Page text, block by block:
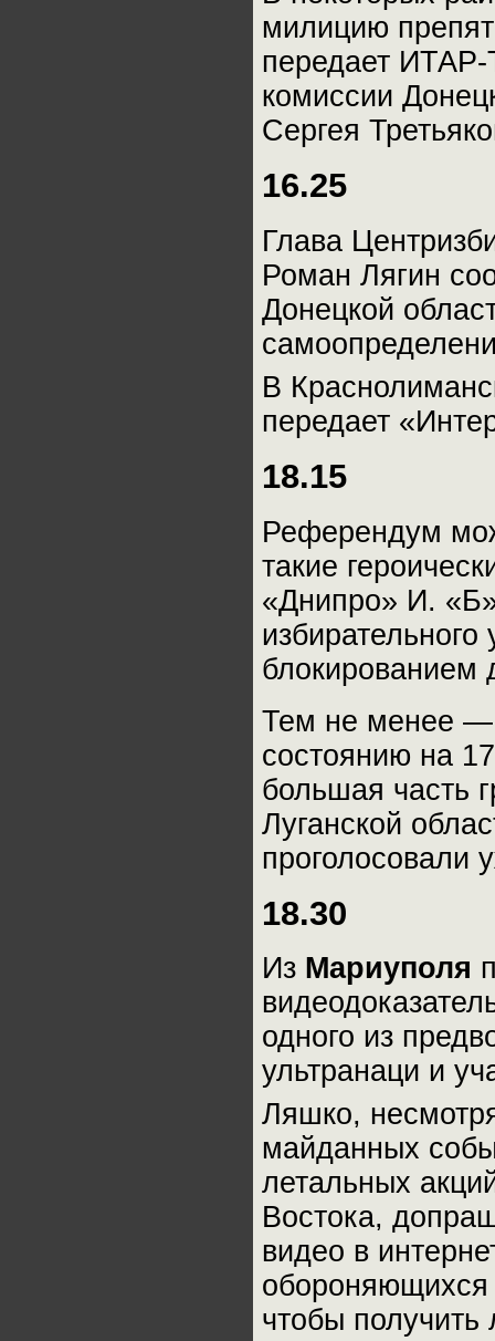
милицию
передает ИТАР-
комиссии
Сергея
16.25
Глава
Роман Лягин
Донецкой
В
передает
18.15
Референдум
такие
«Днипро» И.
избирательного
блокированием
Тем не менее —
состоянию на
большая часть
Луганской
проголосовали
18.30
Из Мариуполя
одного из
ультранаци и
Ляшко,
майданных
летальных
Востока,
видео в
обороняющихся
чтобы получить